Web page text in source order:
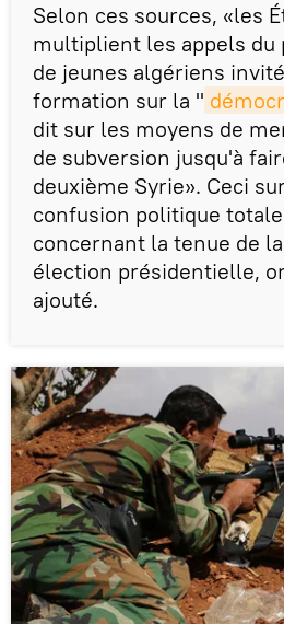
Selon ces sources, «les
multiplient les appels du
de jeunes algériens
formation sur la "
dit sur les moyens de
de subversion jusqu'à
deuxième Syrie». Ceci
confusion politique
concernant la tenue de
élection présidentielle,
ajouté.